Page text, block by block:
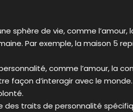
sphère de vie, comme
Par exemple, la maison 5
comme l’amour, la
d’interagir avec le
traits de personnalité